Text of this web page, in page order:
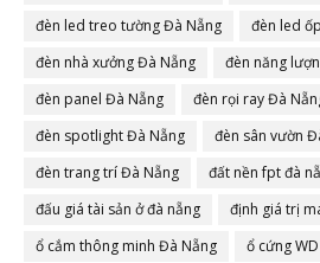
đèn led treo tường Đà Nẵng
đèn led
đèn nhà xưởng Đà Nẵng
đèn năng
đèn panel Đà Nẵng
đèn rọi ray Đà
đèn spotlight Đà Nẵng
đèn sân vườn
đèn trang trí Đà Nẵng
đất nền fpt đà
đấu giá tài sản ở đà nẵng
định giá trị
ổ cắm thông minh Đà Nẵng
ổ cứng